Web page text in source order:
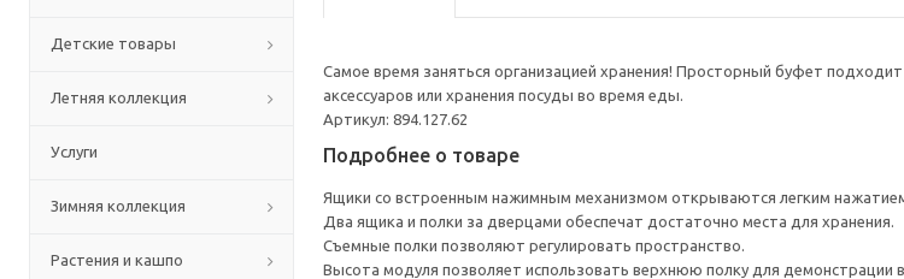
Детские товары
Летняя коллекция
Услуги
Зимняя коллекция
Растения и кашпо
Самое время заняться организацией хранения! Просторный буфет
аксессуаров или хранения посуды во время еды.
Артикул: 894.127.62
Подробнее о товаре
Ящики со встроенным нажимным механизмом открываются легким
Два ящика и полки за дверцами обеспечат достаточно места для хранения.
Съемные полки позволяют регулировать пространство.
Высота модуля позволяет использовать верхнюю полку для